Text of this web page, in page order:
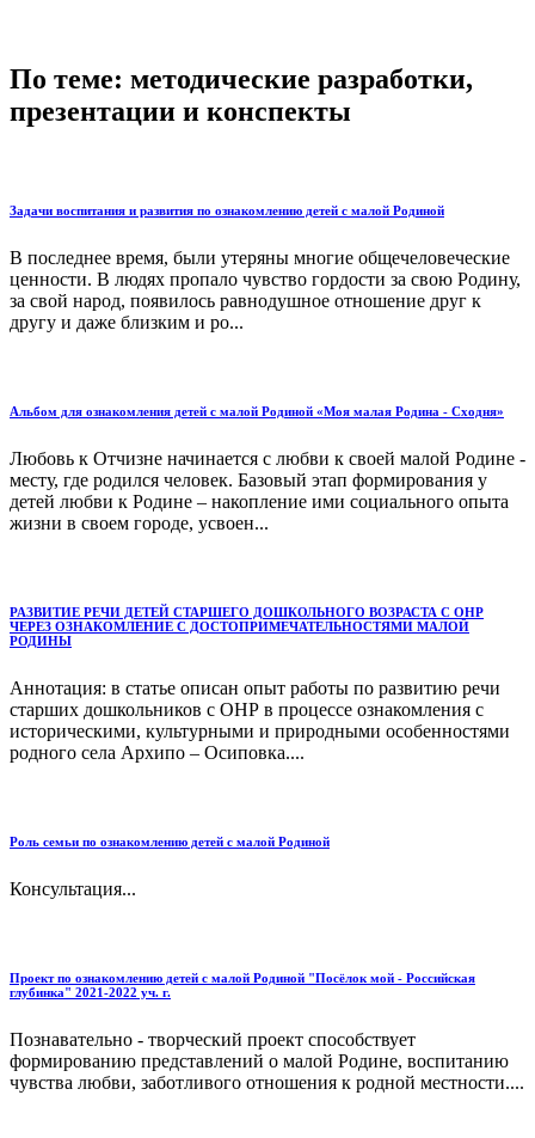
По теме: методические разработки,
презентации и конспекты
Задачи воспитания и развития по ознакомлению детей с малой Родиной
В последнее время, были утеряны многие общечеловеческие
ценности. В людях пропало чувство гордости за свою Родину,
за свой народ, появилось равнодушное отношение друг к
другу и даже близким и ро...
Альбом для ознакомления детей с малой Родиной «Моя малая Родина - Сходня»
Любовь к Отчизне начинается с любви к своей малой Родине -
месту, где ро­дился человек. Базовый этап формирования у
детей любви к Родине – накопление ими социального опыта
жизни в своем городе, усвоен...
РАЗВИТИЕ РЕЧИ ДЕТЕЙ СТАРШЕГО ДОШКОЛЬНОГО ВОЗРАСТА С ОНР
ЧЕРЕЗ ОЗНАКОМЛЕНИЕ С ДОСТОПРИМЕЧАТЕЛЬНОСТЯМИ МАЛОЙ
РОДИНЫ
Аннотация: в статье описан опыт работы по развитию речи
старших дошкольников с ОНР в процессе ознакомления с
историческими, культурными и природными особенностями
родного села Архипо – Осиповка....
Роль семьи по ознакомлению детей с малой Родиной
Консультация...
Проект по ознакомлению детей с малой Родиной "Посёлок мой - Российская
глубинка" 2021-2022 уч. г.
Познавательно - творческий проект способствует
формированию представлений о малой Родине, воспитанию
чувства любви, заботливого отношения к родной местности....